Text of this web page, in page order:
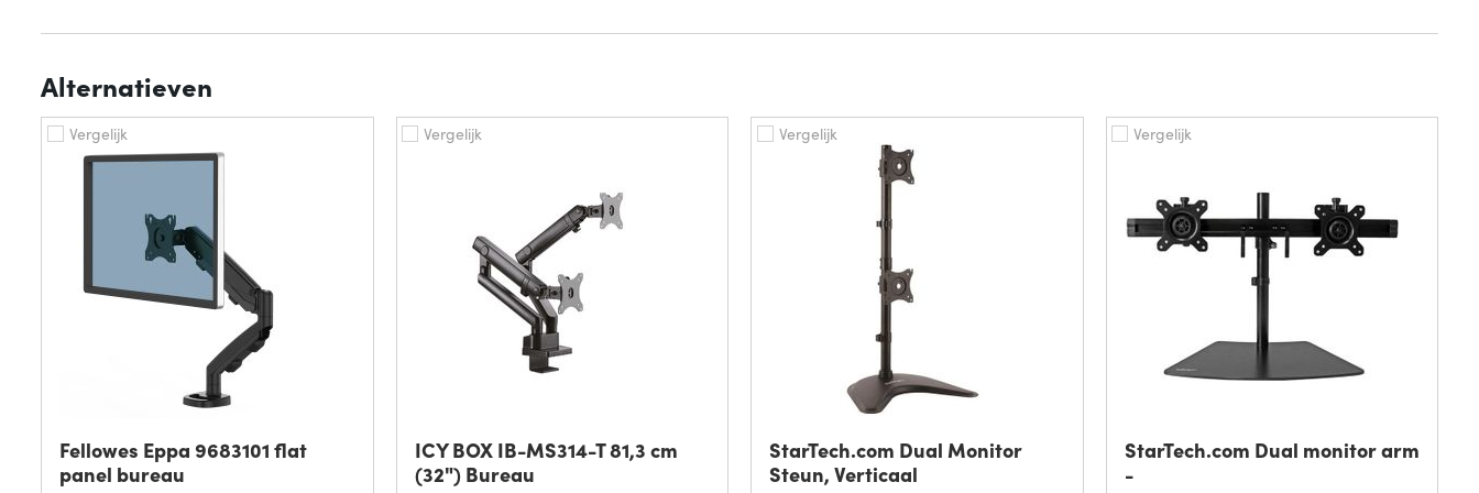
Alternatieven
Vergelijk
Fellowes Eppa 9683101 flat
panel bureau
Vergelijk
ICY BOX IB-MS314-T 81,3 cm
(32") Bureau
Vergelijk
StarTech.com Dual Monitor
Steun, Verticaal
Vergelijk
StarTech.com Dual monitor arm
-